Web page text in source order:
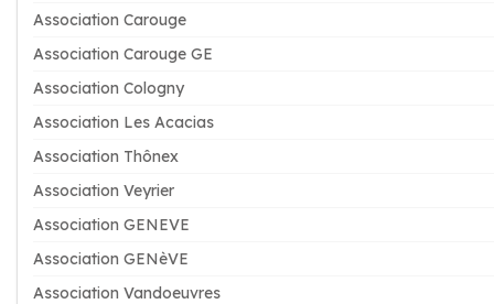
Association Carouge
Association Carouge GE
Association Cologny
Association Les Acacias
Association Thônex
Association Veyrier
Association GENEVE
Association GENèVE
Association Vandoeuvres